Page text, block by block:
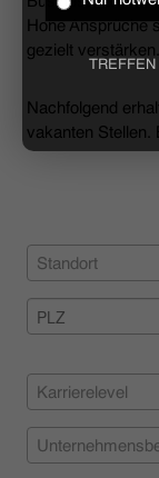
TREFFEN
BUSINESS
Hohe Ansprüche
gezielt verstärken.
Nachfolgend
vakanten Stellen.
Standort
Karrierelevel